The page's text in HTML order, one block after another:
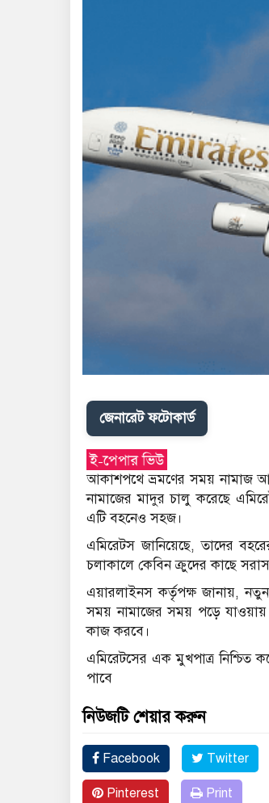
জেনারেট ফটোকার্ড
আকাশপথে ভ্রমণের সময় নামাজ
নামাজের মাদুর চালু করেছে
এটি বহনেও সহজ।
এমিরেটস জানিয়েছে, তাদের
চলাকালে কেবিন ক্রুদের কাছে
এয়ারলাইনস কর্তৃপক্ষ জানায়, নতুন
সময় নামাজের সময় পড়ে যাওয়ায়
কাজ করবে।
এমিরেটসের এক মুখপাত্র নিশ্চিত
পাবে
নিউজটি শেয়ার করুন
Facebook Twitter
Pinterest Print